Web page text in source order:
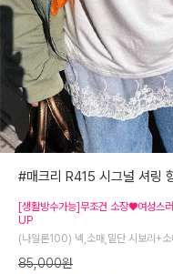
#매크리 R415 시그널 셔링
[생활방수가능]무조건 소장♥여성스
UP
(나일론100) 넥,소매,밑단 시보리+
85,000원